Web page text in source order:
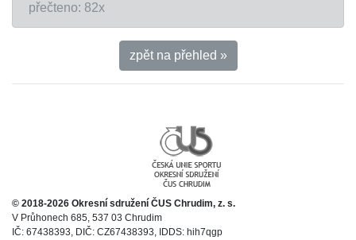
přečteno: 82x
zpět na přehled »
© 2018-2026 Okresní sdružení ČUS Chrudim, z. s.
V Průhonech 685, 537 03 Chrudim
IČ: 67438393, DIČ: CZ67438393, IDDS: hih7qgp